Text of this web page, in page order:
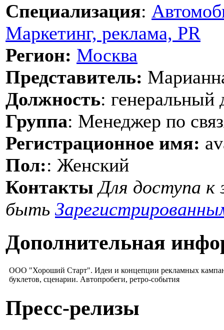
Специализация:
Маркетинг, реклама, PR
Регион: Москва
Представитель:
Должность: генеральный
Группа: Менеджер по
Регистрационное имя:
Пол:: Женский
Контакты Для доступа к
быть
Дополнительная
ООО "Хороший Старт". Идеи и концепции рекламных
буклетов, сценарии. Автопробеги, ретро-события
Пресс-релизы